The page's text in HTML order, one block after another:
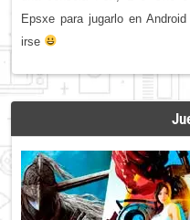
Epsxe para jugarlo en
irse